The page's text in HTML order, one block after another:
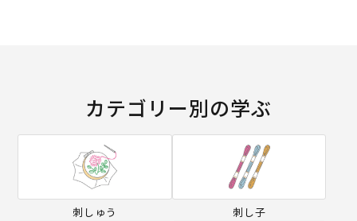
カテゴリー別の学ぶ
刺しゅう 刺し子